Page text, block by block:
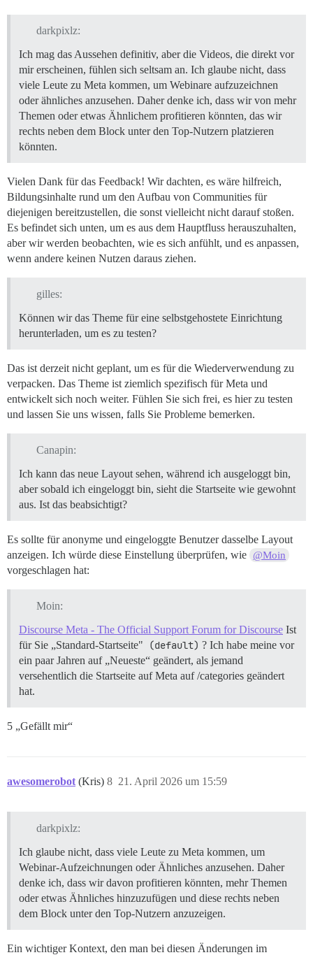
darkpixlz:
Ich mag das Aussehen definitiv, aber die Videos, die direkt vor
mir erscheinen, fühlen sich seltsam an. Ich glaube nicht, dass
viele Leute zu Meta kommen, um Webinare aufzuzeichnen
oder ähnliches anzusehen. Daher denke ich, dass wir von mehr
Themen oder etwas Ähnlichem profitieren könnten, das wir
rechts neben dem Block unter den Top-Nutzern platzieren
könnten.
Vielen Dank für das Feedback! Wir dachten, es wäre hilfreich,
Bildungsinhalte rund um den Aufbau von Communities für
diejenigen bereitzustellen, die sonst vielleicht nicht darauf stoßen.
Es befindet sich unten, um es aus dem Hauptfluss herauszuhalten,
aber wir werden beobachten, wie es sich anfühlt, und es anpassen,
wenn andere keinen Nutzen daraus ziehen.
gilles:
Können wir das Theme für eine selbstgehostete Einrichtung
herunterladen, um es zu testen?
Das ist derzeit nicht geplant, um es für die Wiederverwendung zu
verpacken. Das Theme ist ziemlich spezifisch für Meta und
entwickelt sich noch weiter. Fühlen Sie sich frei, es hier zu testen
und lassen Sie uns wissen, falls Sie Probleme bemerken.
Canapin:
Ich kann das neue Layout sehen, während ich ausgeloggt bin,
aber sobald ich eingeloggt bin, sieht die Startseite wie gewohnt
aus. Ist das beabsichtigt?
Es sollte für anonyme und eingeloggte Benutzer dasselbe Layout
anzeigen. Ich würde diese Einstellung überprüfen, wie @Moin
vorgeschlagen hat:
Moin:
Discourse Meta - The Official Support Forum for Discourse Ist
für Sie „Standard-Startseite"
(default) ? Ich habe meine vor
ein paar Jahren auf „Neueste“ geändert, als jemand
versehentlich die Startseite auf Meta auf /categories geändert
hat.
5 „Gefällt mir“
awesomerobot (Kris) 21. April 2026 um 15:59
8
darkpixlz:
Ich glaube nicht, dass viele Leute zu Meta kommen, um
Webinar-Aufzeichnungen oder Ähnliches anzusehen. Daher
denke ich, dass wir davon profitieren könnten, mehr Themen
oder etwas Ähnliches hinzuzufügen und diese rechts neben
dem Block unter den Top-Nutzern anzuzeigen.
Ein wichtiger Kontext, den man bei diesen Änderungen im